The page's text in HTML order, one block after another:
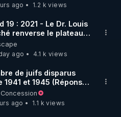
complètent l’article
2bh736rk
vidéo de 2022 sur ces
2sfuazce
de conférence sur
2u5h6a9r
ago
1.2 k views
19 : 2021 - Le Dr. Louis
renverse le plateau
!
ago
4.1 k views
de juifs disparus
1941 et 1945 (Réponse
accusateurs)
ago
1.1 k views